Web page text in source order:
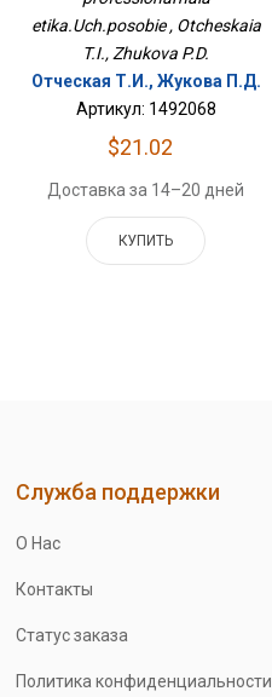
etika.Uch.posobie , Otcheskaia
T.I., Zhukova P.D.
Отческая Т.И., Жукова П.Д.
Артикул: 1492068
$21.02
Доставка за 14–20 дней
КУПИТЬ
Служба поддержки
О Нас
Контакты
Статус заказа
Политика конфиденциальности